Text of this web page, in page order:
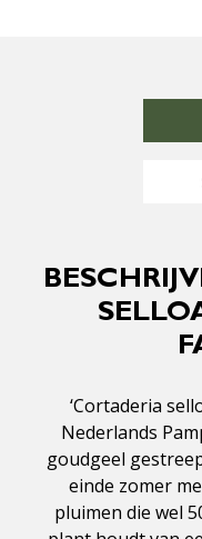
‘Cortaderia
Nederlands
goudgeel
einde zomer
pluimen die wel